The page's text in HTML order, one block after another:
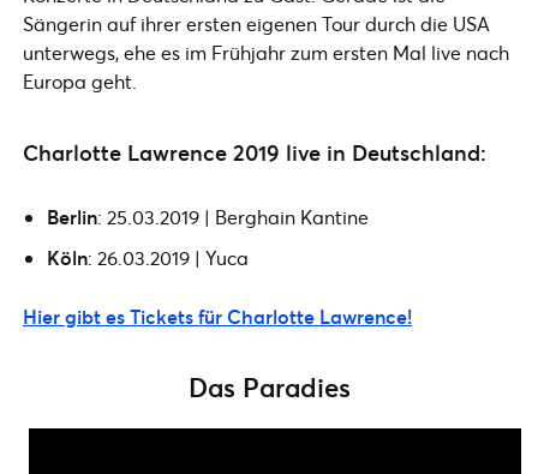
Sängerin auf ihrer ersten eigenen Tour durch die USA
unterwegs, ehe es im Frühjahr zum ersten Mal live nach
Europa geht.
Charlotte Lawrence 2019 live in Deutschland:
Berlin: 25.03.2019 | Berghain Kantine
Köln: 26.03.2019 | Yuca
Hier gibt es Tickets für Charlotte Lawrence!
Das Paradies